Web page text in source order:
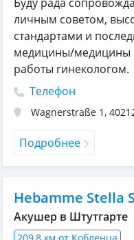
личным советом,
стандартами и
медицины/медицины
работы гинекологом.
Телефон
Wagnerstraße 1,
Подробнее
Hebamme Stella
Акушер в Штутгарте